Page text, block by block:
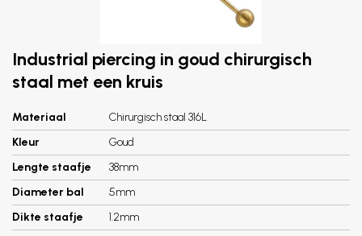
Industrial piercing in goud chirurgisch
staal met een kruis
Materiaal
Chirurgisch staal 316L
Kleur
Goud
Lengte staafje
38mm
Diameter bal
5mm
Dikte staafje
1.2mm